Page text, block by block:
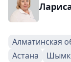
Алматинская
Астана